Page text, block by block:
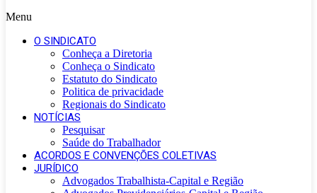
Menu
O SINDICATO
Conheça a Diretoria
Conheça o Sindicato
Estatuto do Sindicato
Politica de privacidade
Regionais do Sindicato
NOTÍCIAS
Pesquisar
Saúde do Trabalhador
ACORDOS E CONVENÇÕES COLETIVAS
JURÍDICO
Advogados Trabalhista-Capital e Região